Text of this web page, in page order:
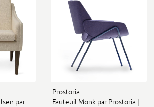
par
Prostoria
Fauteuil Monk par Prostoria |